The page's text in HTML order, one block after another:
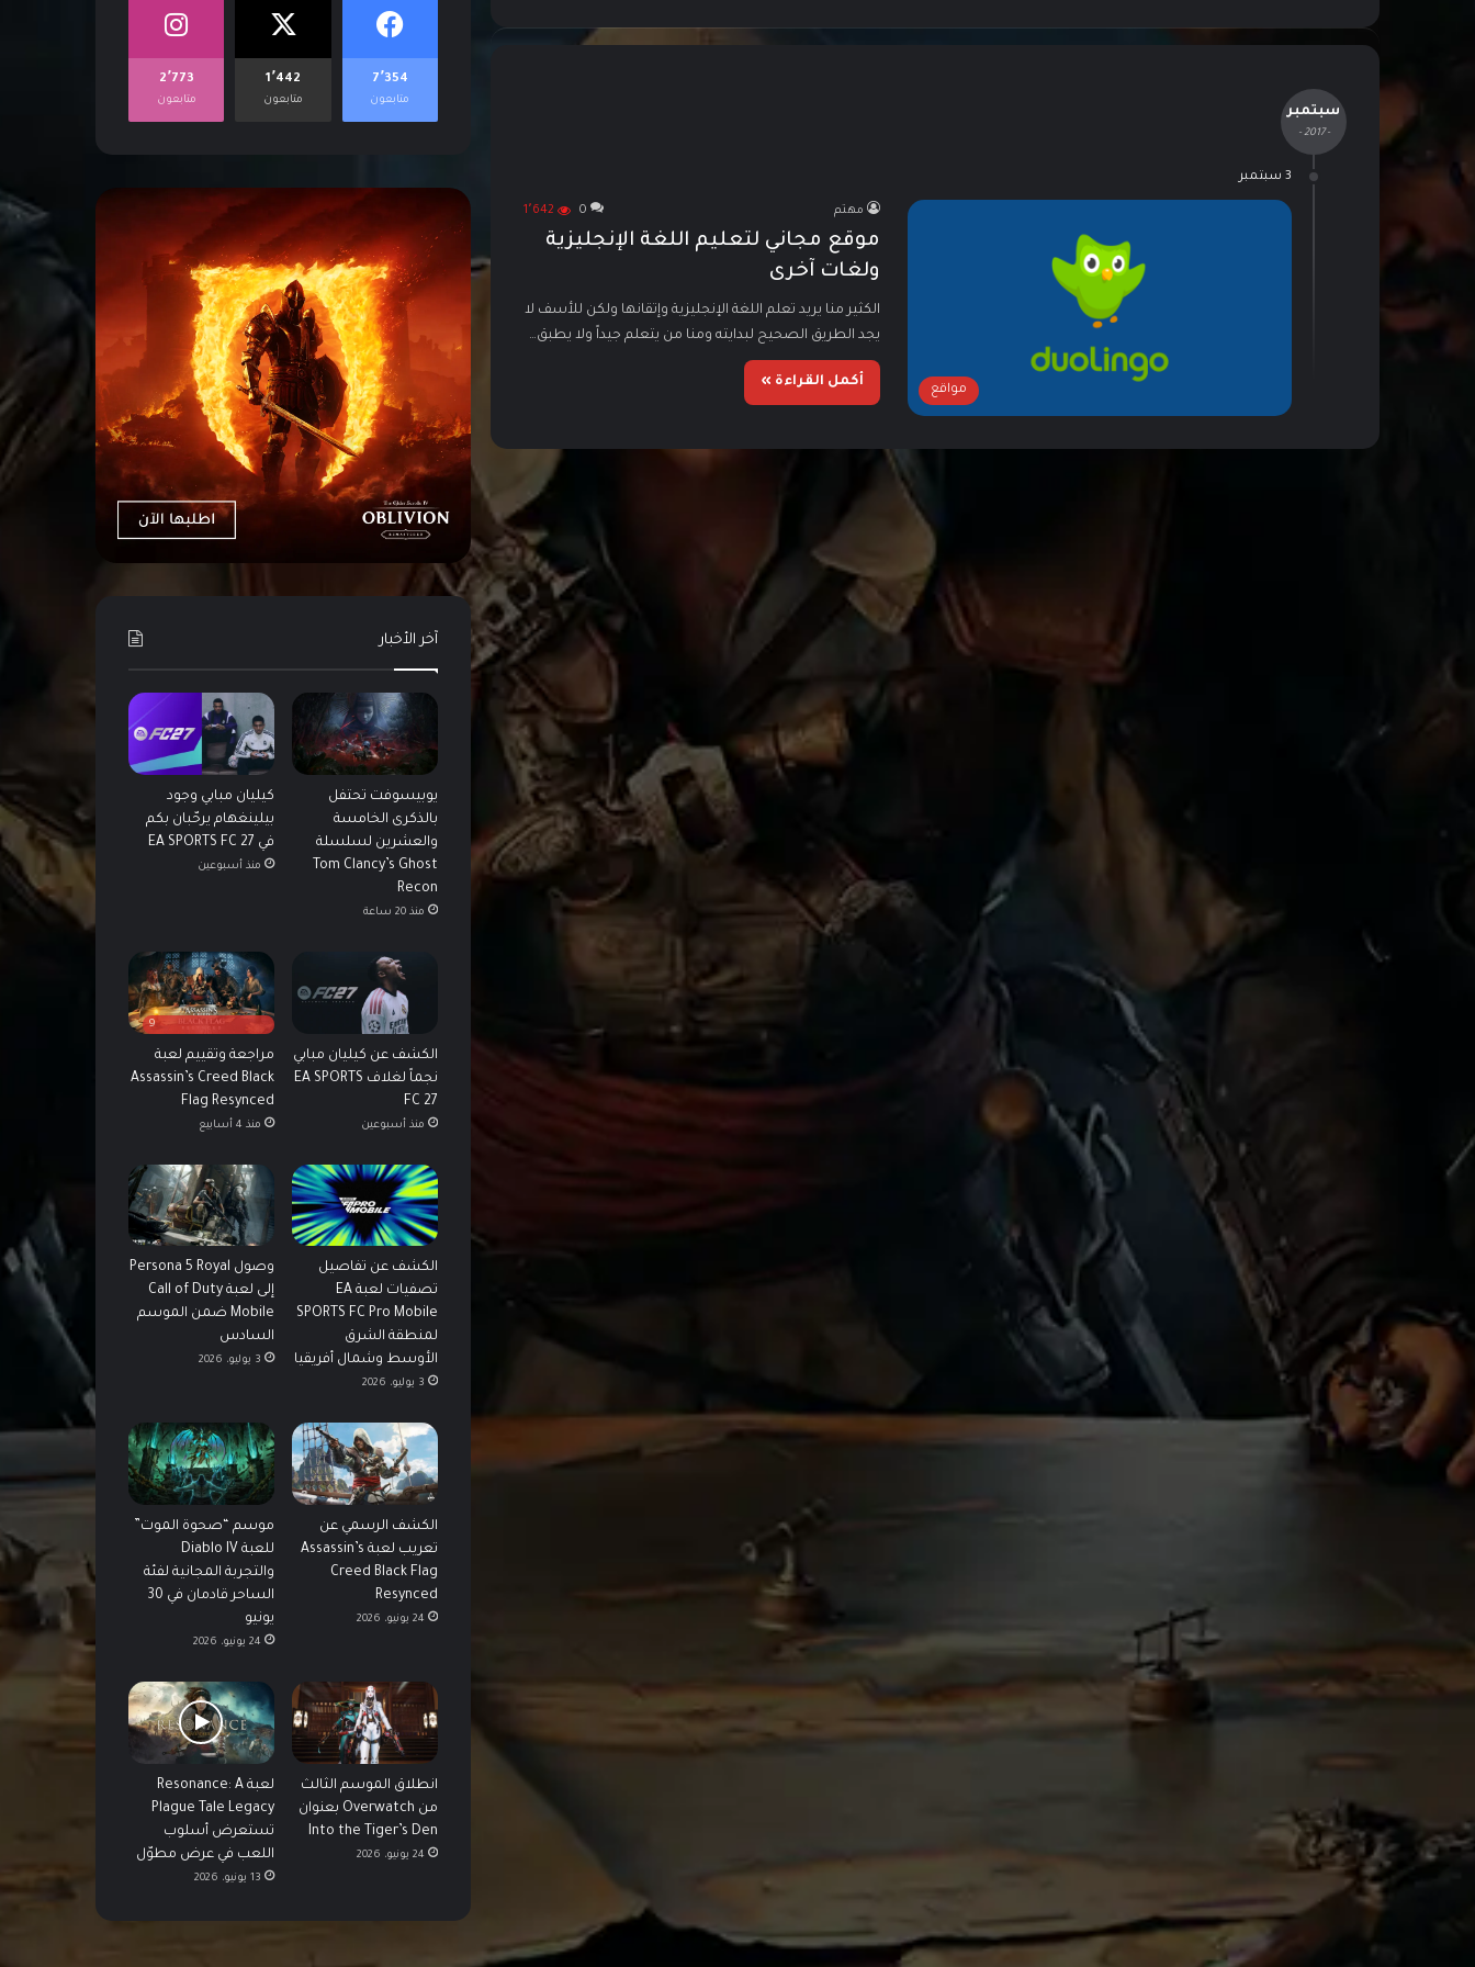
سبتمبر
- 2017 -
3 سبتمبر
مواقع
مهتم 0 1٬642
موقع مجاني لتعليم اللغة الإنجليزية
ولغات آخرى
الكثير منا يريد تعلم اللغة الإنجليزية وإتقانها ولكن للأسف لا
يجد الطريق الصحيح لبدايته ومنا من يتعلم جيداً ولا يطبق…
أكمل القراءة »
7٬354
متابعون
1٬442
متابعون
2٬773
متابعون
آخر الأخبار
يوبيسوفت تحتفل
بالذكرى الخامسة
والعشرين لسلسلة
Tom Clancy’s Ghost
Recon
منذ 20 ساعة
كيليان مبابي وجود
بيلينغهام يرحّبان بكم
في EA SPORTS FC 27
منذ أسبوعين
الكشف عن كيليان مبابي
نجماً لغلاف EA SPORTS
FC 27
منذ أسبوعين
9
مراجعة وتقييم لعبة
Assassin’s Creed Black
Flag Resynced
منذ 4 أسابيع
الكشف عن تفاصيل
تصفيات لعبة EA
SPORTS FC Pro Mobile
لمنطقة الشرق
الأوسط وشمال أفريقيا
3 يوليو، 2026
وصول Persona 5 Royal
إلى لعبة Call of Duty
Mobile ضمن الموسم
السادس
3 يوليو، 2026
الكشف الرسمي عن
تعريب لعبة Assassin’s
Creed Black Flag
Resynced
24 يونيو، 2026
موسم “صحوة الموت”
للعبة Diablo IV
والتجربة المجانية لفئة
الساحر قادمان في 30
يونيو
24 يونيو، 2026
انطلاق الموسم الثالث
من Overwatch بعنوان
Into the Tiger’s Den
24 يونيو، 2026
لعبة Resonance: A
Plague Tale Legacy
تستعرض أسلوب
اللعب في عرض مطوّل
13 يونيو، 2026